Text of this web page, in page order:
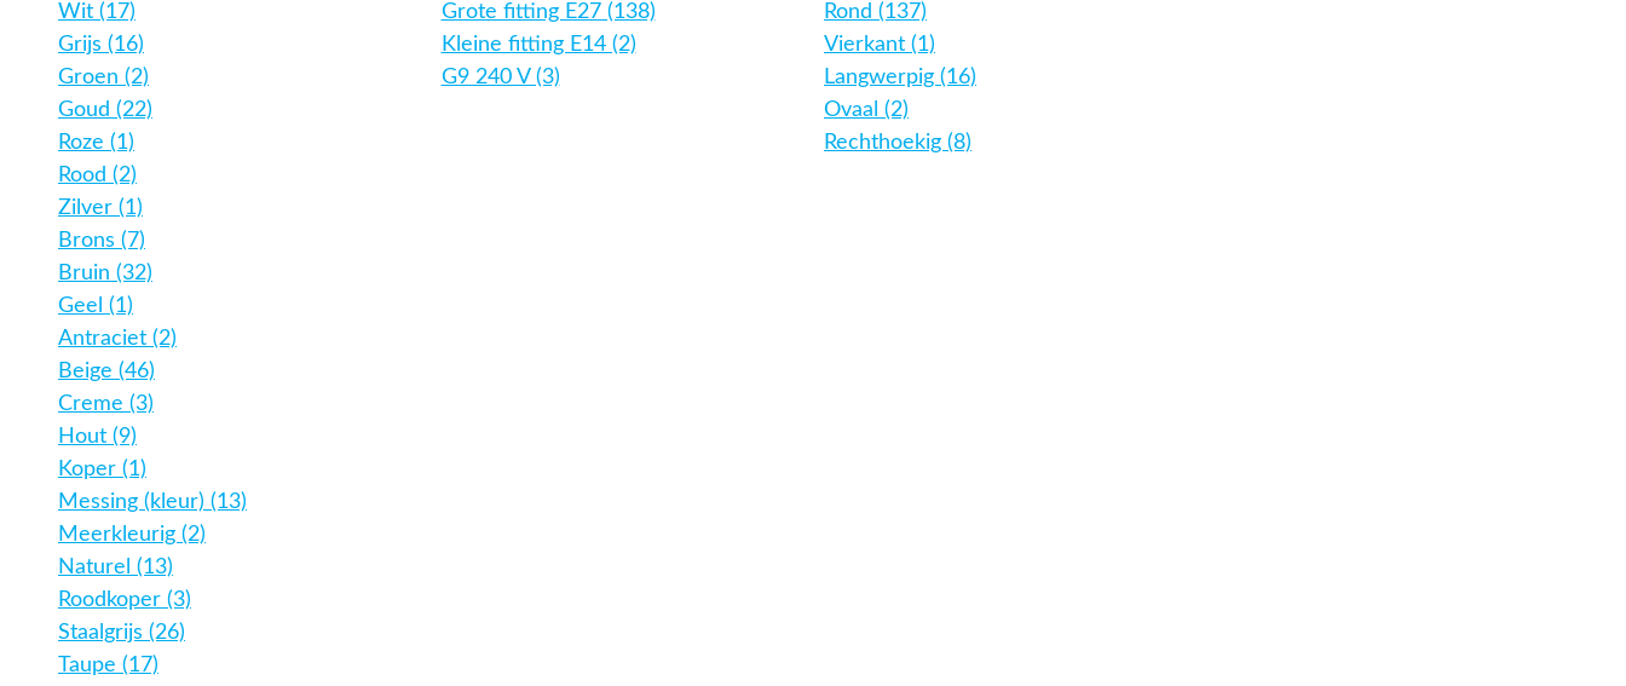
Wit (17)
Grijs (16)
Groen (2)
Goud (22)
Roze (1)
Rood (2)
Zilver (1)
Brons (7)
Bruin (32)
Geel (1)
Antraciet (2)
Beige (46)
Creme (3)
Hout (9)
Koper (1)
Messing (kleur) (13)
Meerkleurig (2)
Naturel (13)
Roodkoper (3)
Staalgrijs (26)
Taupe (17)
Grote fitting E27 (138)
Kleine fitting E14 (2)
G9 240 V (3)
Rond (137)
Vierkant (1)
Langwerpig (16)
Ovaal (2)
Rechthoekig (8)